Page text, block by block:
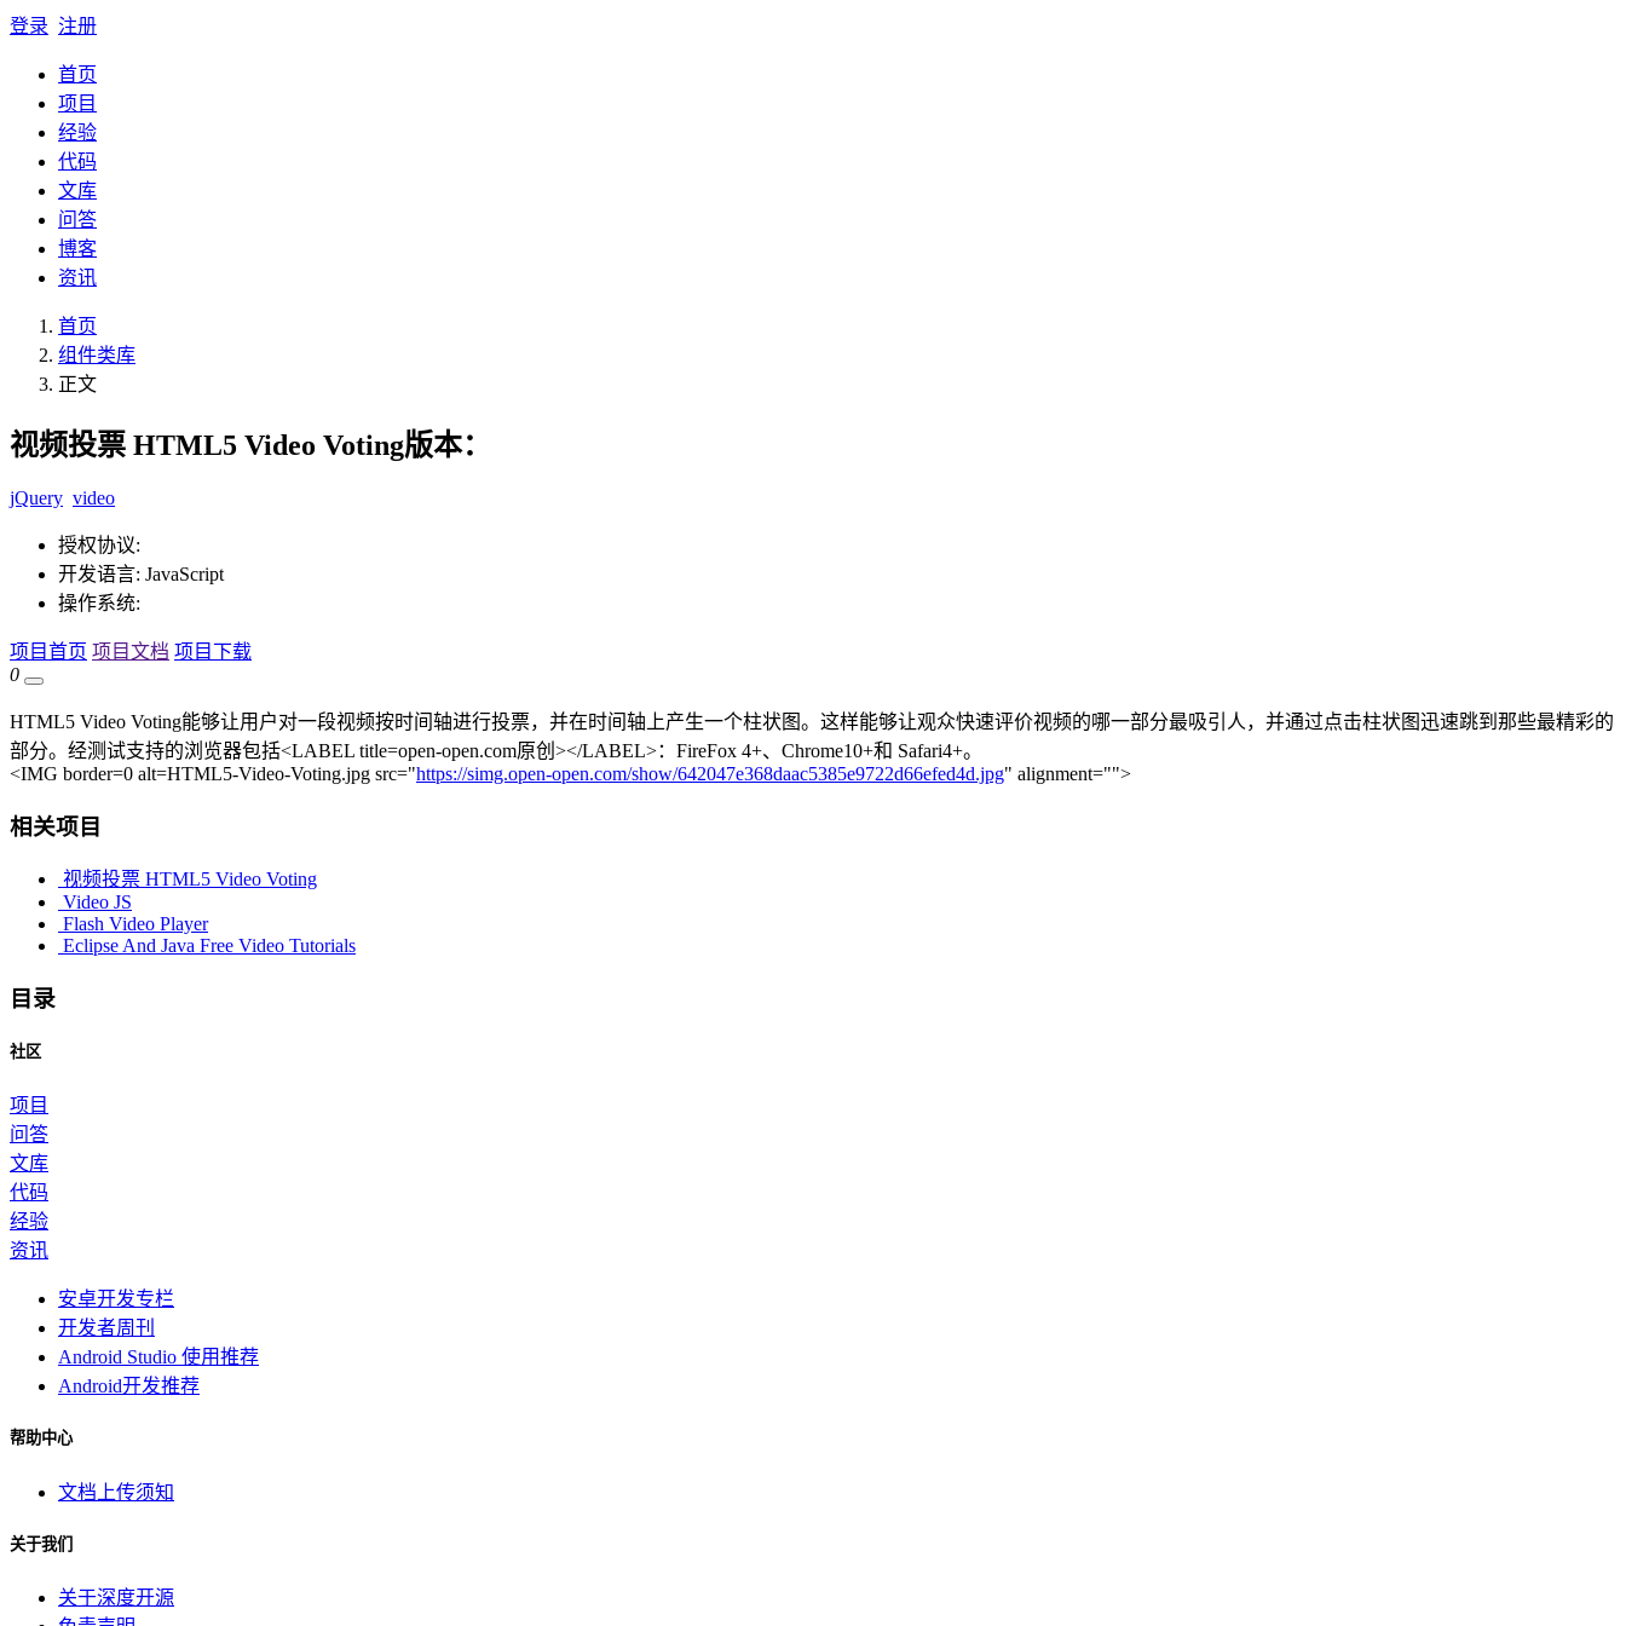
登录 注册
首页
项目
经验
代码
文库
问答
博客
资讯
首页
组件类库
正文
视频投票 HTML5 Video Voting版本：
jQuery video
授权协议:
开发语言: JavaScript
操作系统:
项目首页 项目文档 项目下载
0
HTML5 Video Voting能够让用户对一段视频按时间轴进行投票，并在时间轴上产生一个柱状图。这样能够让观众快速评价视频的哪一部分最吸引人，并通过点击柱状图迅速跳到那些最精彩的
部分。经测试支持的浏览器包括<LABEL title=open-open.com原创></LABEL>：FireFox 4+、Chrome10+和 Safari4+。
<IMG border=0 alt=HTML5-Video-Voting.jpg src="https://simg.open-open.com/show/642047e368daac5385e9722d66efed4d.jpg" alignment="">
相关项目
视频投票 HTML5 Video Voting
Video JS
Flash Video Player
Eclipse And Java Free Video Tutorials
目录
社区
项目
问答
文库
代码
经验
资讯
安卓开发专栏
开发者周刊
Android Studio 使用推荐
Android开发推荐
帮助中心
文档上传须知
关于我们
关于深度开源